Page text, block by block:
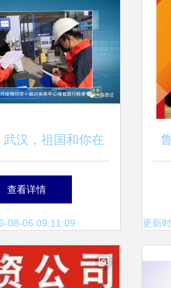
武汉，祖国和你在
广播电视台专题
即将播出
查看详情
08-06 09:11:09 更新